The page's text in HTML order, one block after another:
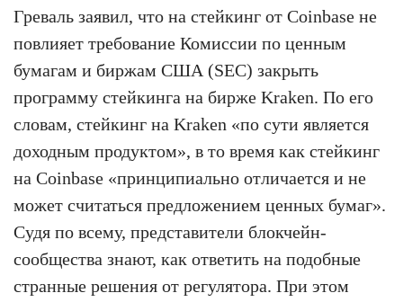
Греваль заявил, что на стейкинг от Coinbase не
повлияет требование Комиссии по ценным
бумагам и биржам США (SEC) закрыть
программу стейкинга на бирже Kraken. По его
словам, стейкинг на Kraken «по сути является
доходным продуктом», в то время как стейкинг
на Coinbase «принципиально отличается и не
может считаться предложением ценных бумаг».
Судя по всему, представители блокчейн-
сообщества знают, как ответить на подобные
странные решения от регулятора. При этом